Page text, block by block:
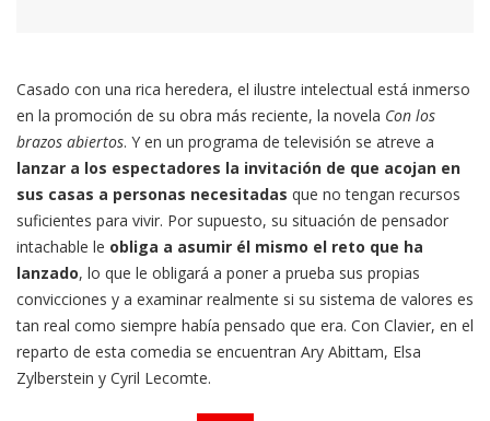
Casado con una rica heredera, el ilustre intelectual está inmerso
en la promoción de su obra más reciente, la novela Con los
brazos abiertos. Y en un programa de televisión se atreve a
lanzar a los espectadores la invitación de que acojan en
sus casas a personas necesitadas que no tengan recursos
suficientes para vivir. Por supuesto, su situación de pensador
intachable le obliga a asumir él mismo el reto que ha
lanzado, lo que le obligará a poner a prueba sus propias
convicciones y a examinar realmente si su sistema de valores es
tan real como siempre había pensado que era. Con Clavier, en el
reparto de esta comedia se encuentran Ary Abittam, Elsa
Zylberstein y Cyril Lecomte.